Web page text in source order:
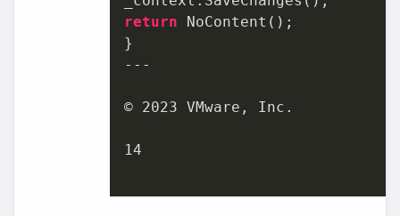
return NoContent();
}
---
© 2023 VMware, Inc.
14